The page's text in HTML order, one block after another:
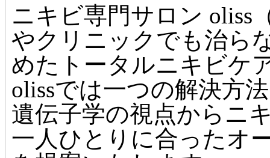
ニキビ専門サロン oliss
やクリニックでも治ら
めたトータルニキビケ
olissでは一つの解決方
遺伝子学の視点からニ
一人ひとりに合ったオ